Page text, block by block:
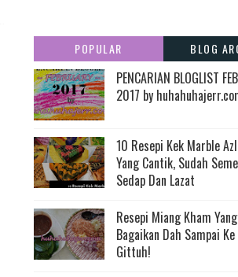
POPULAR BLOG
PENCARIAN BLOGLIST
2017 by
10 Resepi Kek Marble
Yang Cantik, Sudah
Sedap Dan Lazat
Resepi Miang Kham
Bagaikan Dah Sampai
Gittuh!